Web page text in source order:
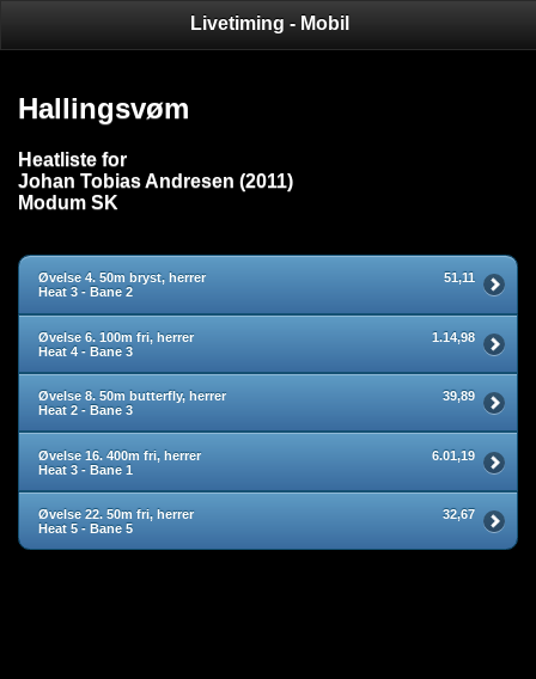
Livetiming - Mobil
Hallingsvøm
Heatliste for
Johan Tobias Andresen (2011)
Modum SK
Øvelse 4. 50m bryst, herrer
Heat 3 - Bane 2
51,11
Øvelse 6. 100m fri, herrer
Heat 4 - Bane 3
1.14,98
Øvelse 8. 50m butterfly, herrer
Heat 2 - Bane 3
39,89
Øvelse 16. 400m fri, herrer
Heat 3 - Bane 1
6.01,19
Øvelse 22. 50m fri, herrer
Heat 5 - Bane 5
32,67